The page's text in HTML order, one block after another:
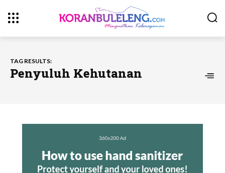
TAG RESULTS:
Penyuluh Kehutanan